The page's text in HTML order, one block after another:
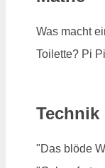
Was macht
Toilette? Pi Pi
Technik
"Das blöde